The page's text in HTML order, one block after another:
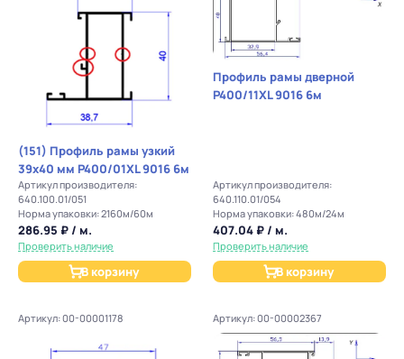
(151) Профиль рамы узкий
39х40 мм P400/01XL 9016 6м
Артикул производителя:
640.100.01/051
Норма упаковки: 2160м/60м
286.95 ₽ / м.
Проверить наличие
В корзину
Профиль рамы дверной
P400/11XL 9016 6м
Артикул производителя:
640.110.01/054
Норма упаковки: 480м/24м
407.04 ₽ / м.
Проверить наличие
В корзину
Артикул: 00-00001178 Артикул: 00-00002367